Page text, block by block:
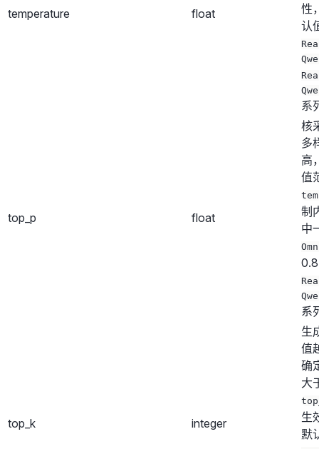
temperature float
性
认
系
top_p float
核
多
高
值
制
中
系
top_k integer
生
值
确
大
生
默